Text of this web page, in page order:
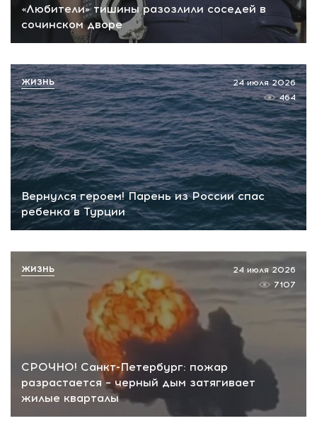
«Любители» тишины разозлили соседей в
сочинском дворе
Вернулся героем! Парень из России спас
ребенка в Турции
24 июля 2026
464
ЖИЗНЬ
СРОЧНО! Санкт-Петербург: пожар
разрастается – черный дым затягивает
жилые кварталы
24 июля 2026
7107
ЖИЗНЬ